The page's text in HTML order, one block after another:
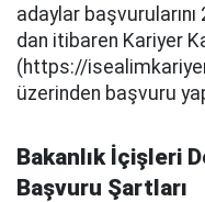
adaylar
dan itibaren Kariyer
(https://
üzerinden başvuru
Bakanlık İçişleri
Başvuru Şartları